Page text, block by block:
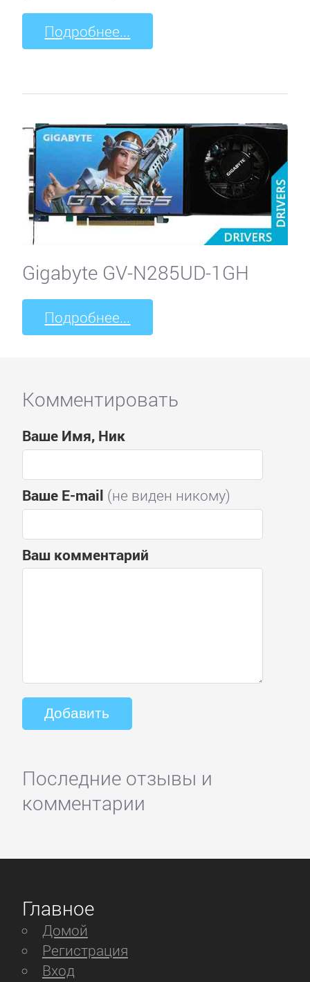
Подробнее...
Gigabyte GV-N285UD-1GH
Подробнее...
Комментировать
Ваше Имя, Ник
Ваше E-mail (не виден никому)
Ваш комментарий
Последние отзывы и
комментарии
Главное
Домой
Регистрация
Вход